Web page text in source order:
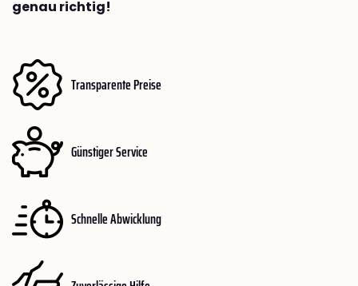
genau richtig!
Transparente Preise
Günstiger Service
Schnelle Abwicklung